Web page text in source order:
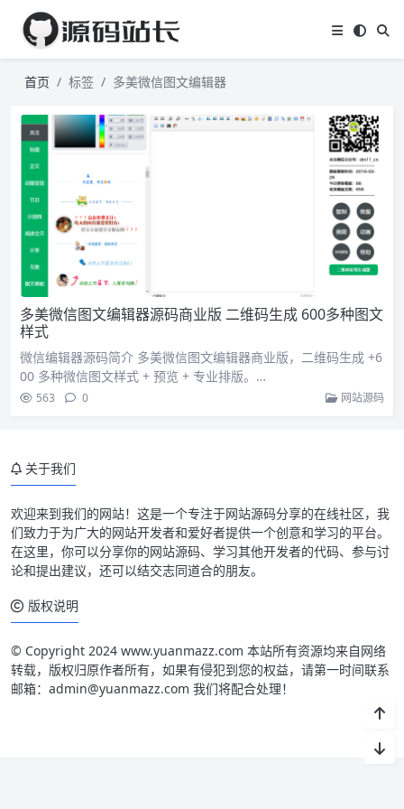
首页 标签 多美微信图文编辑器
多美微信图文编辑器源码商业版 二维码生成 600多种图文
样式
微信编辑器源码简介 多美微信图文编辑器商业版，二维码生成 +6
00 多种微信图文样式 + 预览 + 专业排版。…
563 0 网站源码
关于我们
欢迎来到我们的网站！这是一个专注于网站源码分享的在线社区，我
们致力于为广大的网站开发者和爱好者提供一个创意和学习的平台。
在这里，你可以分享你的网站源码、学习其他开发者的代码、参与讨
论和提出建议，还可以结交志同道合的朋友。
版权说明
© Copyright 2024 www.yuanmazz.com 本站所有资源均来自网络
转载，版权归原作者所有，如果有侵犯到您的权益，请第一时间联系
邮箱：admin@yuanmazz.com 我们将配合处理！